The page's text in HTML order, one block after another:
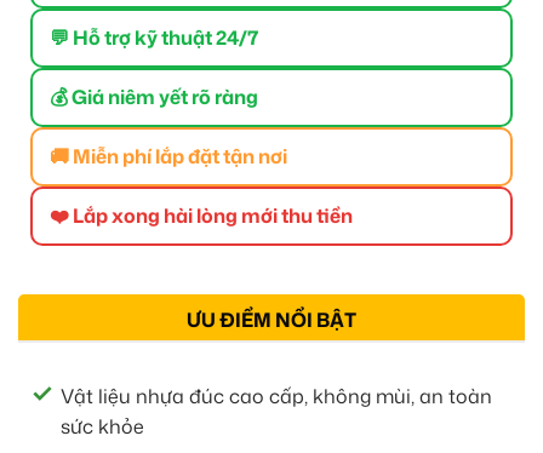
💬 Hỗ trợ kỹ thuật 24/7
💰 Giá niêm yết rõ ràng
🚚 Miễn phí lắp đặt tận nơi
❤️ Lắp xong hài lòng mới thu tiền
ƯU ĐIỂM NỔI BẬT
Vật liệu nhựa đúc cao cấp, không mùi, an toàn
sức khỏe